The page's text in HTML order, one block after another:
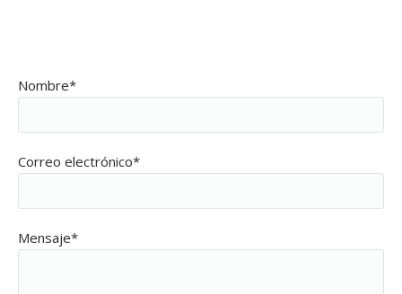
Nombre*
Correo electrónico*
Mensaje*